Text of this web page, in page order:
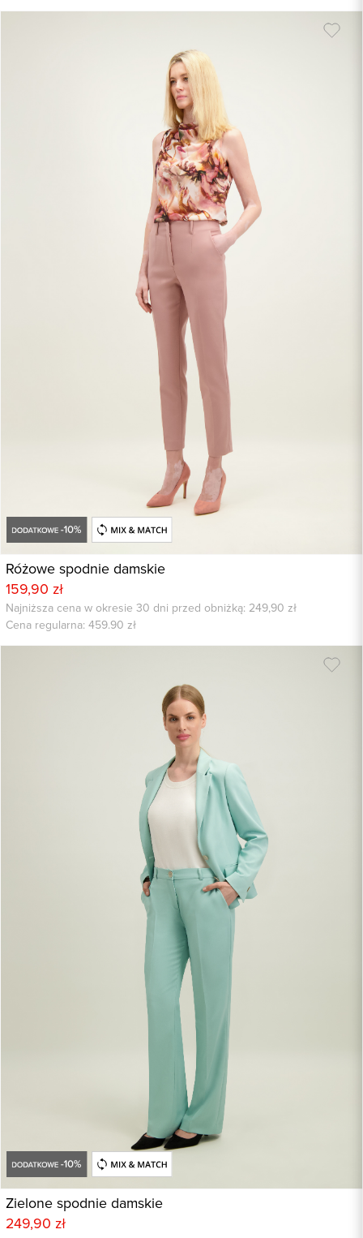
Różowe spodnie damskie
159,90 zł
Najniższa cena w okresie 30 dni przed obniżką: 249,90 zł
Cena regularna: 459.90 zł
Zielone spodnie damskie
249,90 zł